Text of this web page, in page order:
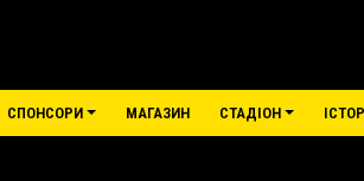
СПОНСОРИ МАГАЗИН СТАДІОН